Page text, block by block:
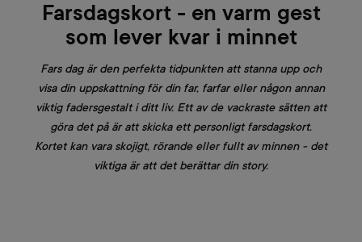
Farsdagskort - en varm gest
som lever kvar i minnet
Fars dag är den perfekta tidpunkten att stanna upp och
visa din uppskattning för din far, farfar eller någon annan
viktig fadersgestalt i ditt liv. Ett av de vackraste sätten att
göra det på är att skicka ett personligt farsdagskort.
Kortet kan vara skojigt, rörande eller fullt av minnen - det
viktiga är att det berättar din story.